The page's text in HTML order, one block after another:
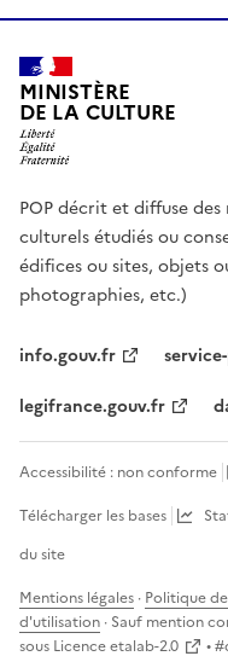
MINISTÈRE
DE LA CULTURE
POP décrit et diffuse
culturels étudiés ou
édifices ou sites, objets
photographies, etc.)
info.gouv.fr
legifrance.gouv.fr
Accessibilité : non conforme
Télécharger les bases
du site
Mentions légales · Politique
d'utilisation · Sauf mention
sous Licence etalab-2.0 • #